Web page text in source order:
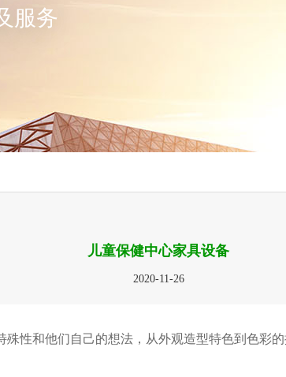
服务
儿童保健中心家具设备
2020-11-26
性和他们自己的想法，从外观造型特色到色彩